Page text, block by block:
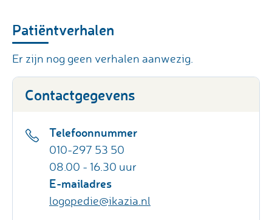
Patiëntverhalen
Er zijn nog geen verhalen aanwezig.
Contactgegevens
Telefoonnummer
010-297 53 50
08.00 - 16.30 uur
E-mailadres
logopedie@ikazia.nl